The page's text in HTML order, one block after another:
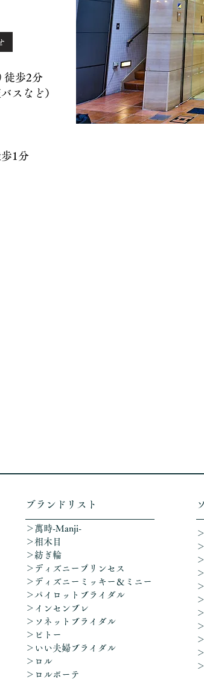
徒歩2分
など）
1分
​ブランドリスト
＞萬時-Manji-
＞相木目
＞紡ぎ輪
＞ディズニープリンセス
​＞ディズニーミッキー＆ミニー
＞パイロットブライダル
＞インセンブレ
＞ソネットブライダル
＞ピトー
＞いい夫婦ブライダル
＞ロル
＞ロルボーテ
​